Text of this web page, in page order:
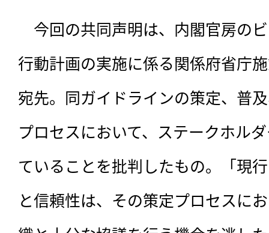
今回の共同声明は、 内閣官房の
行動計画の実施に係る関係府省庁
宛先。同ガイドラインの策定、普
プロセスにおいて、ステークホル
ていることを批判したもの。「現
と信頼性は、その策定プロセスに